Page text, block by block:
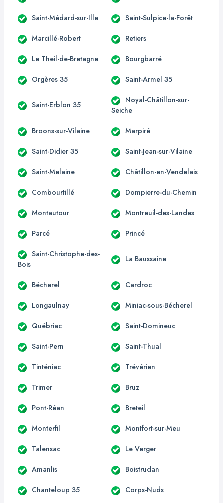
Saint-Médard-sur-Ille Saint-Sulpice-la-Forêt
Marcillé-Robert Retiers
Le Theil-de-Bretagne Bourgbarré
Orgères 35 Saint-Armel 35
Saint-Erblon 35
Noyal-Châtillon-sur-
Seiche
Broons-sur-Vilaine Marpiré
Saint-Didier 35 Saint-Jean-sur-Vilaine
Saint-Melaine Châtillon-en-Vendelais
Combourtillé Dompierre-du-Chemin
Montautour Montreuil-des-Landes
Parcé Princé
Saint-Christophe-des-
Bois
La Baussaine
Bécherel Cardroc
Longaulnay Miniac-sous-Bécherel
Québriac Saint-Domineuc
Saint-Pern Saint-Thual
Tinténiac Trévérien
Trimer Bruz
Pont-Réan Breteil
Monterfil Montfort-sur-Meu
Talensac Le Verger
Amanlis Boistrudan
Chanteloup 35 Corps-Nuds